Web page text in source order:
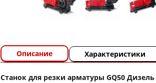
Описание Характеристики
Станок для резки арматуры GQ50 Дизель